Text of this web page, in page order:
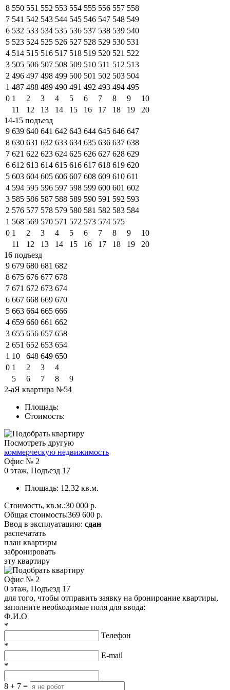
8 550 551 552 553 554 555 556 557 558
7 541 542 543 544 545 546 547 548 549
6 532 533 534 535 536 537 538 539 540
5 523 524 525 526 527 528 529 530 531
4 514 515 516 517 518 519 520 521 522
3 505 506 507 508 509 510 511 512 513
2 496 497 498 499 500 501 502 503 504
1 487 488 489 490 491 492 493 494 495
0 1 2 3 4 5 6 7 8 9
10
11
12 13 14 15 16 17 18 19
20
14-15 подъезд
9 639 640 641 642 643 644 645 646 647
8 630 631 632 633 634 635 636 637 638
7 621 622 623 624 625 626 627 628 629
6 612 613 614 615 616 617 618 619 620
5 603 604 605 606 607 608 609 610 611
4 594 595 596 597 598 599 600 601 602
3 585 586 587 588 589 590 591 592 593
2 576 577 578 579 580 581 582 583 584
1 568 569 570 571 572 573 574 575
0 1 2 3 4 5 6 7 8 9
10
11
12 13 14 15 16 17 18 19
20
16 подъезд
9 679 680 681 682
8 675 676 677 678
7 671 672 673 674
6 667 668 669 670
5 663 664 665 666
4 659 660 661 662
3 655 656 657 658
2 651 652 653 654
1 10 648 649 650
0 1 2 3
4
5
6 7 8
9
2-аЯ квартира №54
Площадь:
Стоимость:
Посмотреть другую
коммерческую недвижимость
Офис № 2
0 этаж, Подъезд 17
Площадь: 12.32 кв.м.
Стоимость, кв.м.:30 000 р.
Общая стоимость:369 600 р.
Ввод в эксплуатацию: сдан
распечатать
план квартиры
забронировать
эту квартиру
Офис № 2
0 этаж, Подъезд 17
для того, чтобы отправить заявку на бронироание квартиры,
заполните необходимые поля для ввода:
Ф.И.О
*
Телефон
*
E-mail
*
8 + 7 =